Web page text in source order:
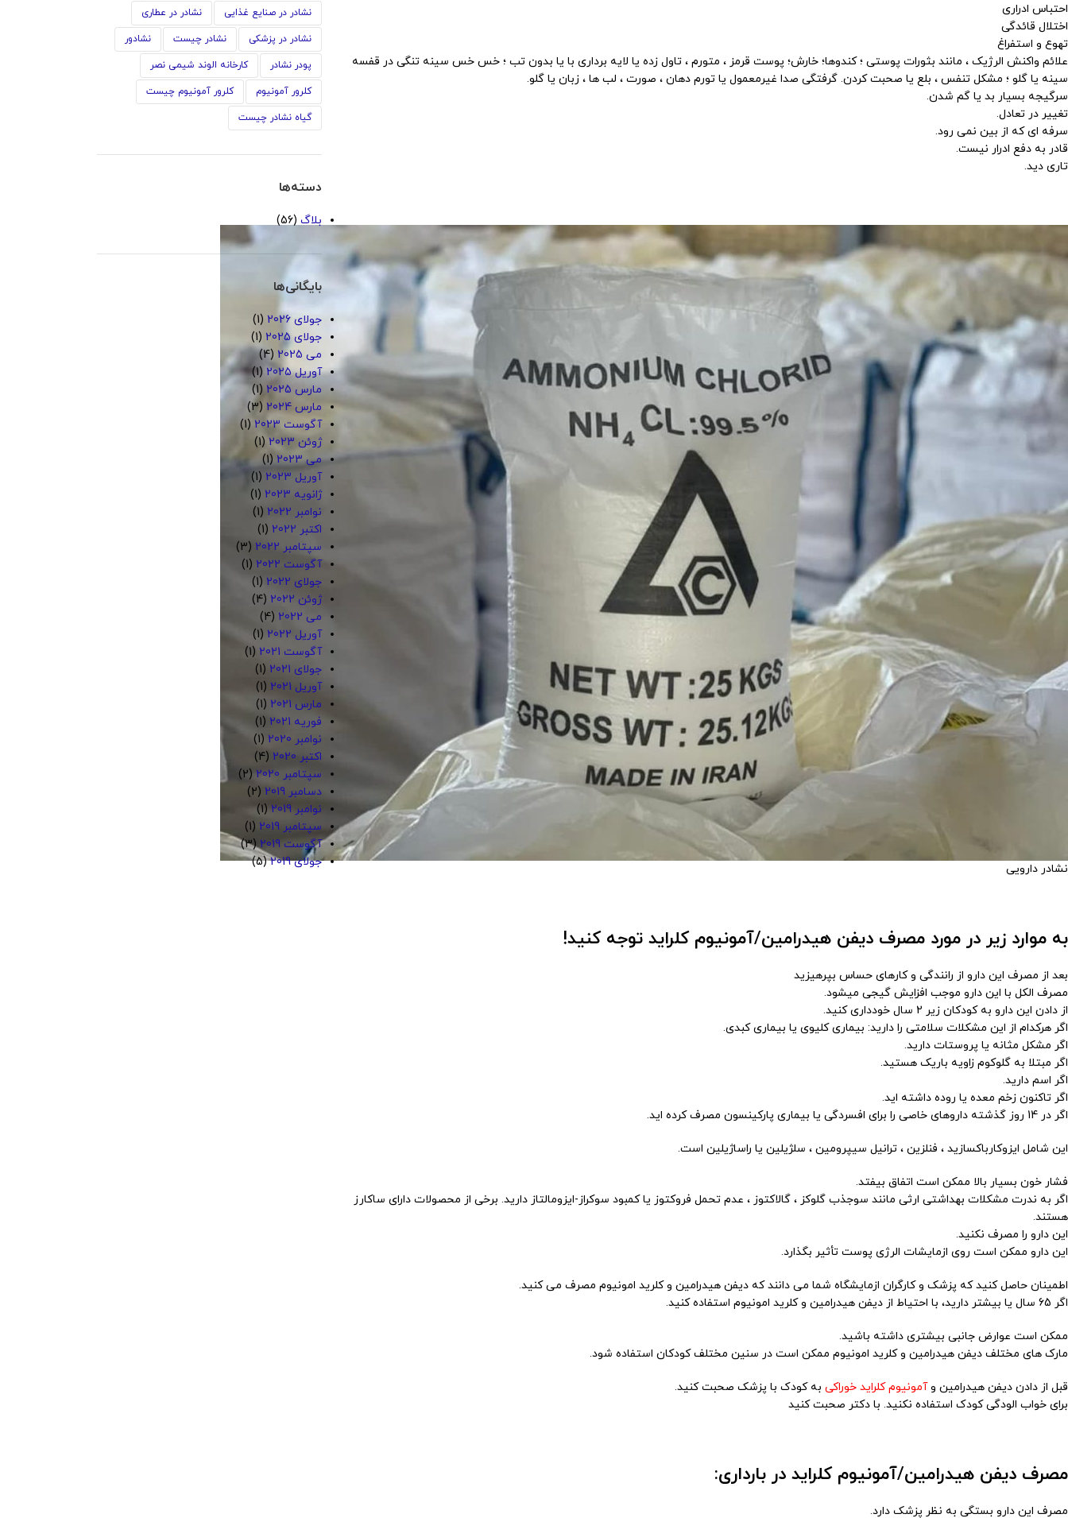
احتباس ادراری
اختلال قائدگی
تهوع و استفراغ
علائم واکنش الرژیک ، مانند بثورات پوستی ؛ کندوها؛ خارش؛ پوست قرمز ، متورم ، تاول زده یا لایه برداری با یا بدون تب ؛ خس خس سینه تنگی در قفسه
سینه یا گلو ؛ مشکل تنفس ، بلع یا صحبت کردن. گرفتگی صدا غیرمعمول یا تورم دهان ، صورت ، لب ها ، زبان یا گلو.
سرگیجه بسیار بد یا گم شدن.
تغییر در تعادل.
سرفه ای که از بین نمی رود.
قادر به دفع ادرار نیست.
تاری دید.
نشادر دارویی
به موارد زیر در مورد مصرف دیفن هیدرامین/آمونیوم کلراید توجه کنید!
بعد از مصرف این دارو از رانندگی و کارهای حساس بپرهیزید
مصرف الکل با این دارو موجب افزایش گیجی میشود.
از دادن این دارو به کودکان زیر 2 سال خودداری کنید.
اگر هرکدام از این مشکلات سلامتی را دارید: بیماری کلیوی یا بیماری کبدی.
اگر مشکل مثانه یا پروستات دارید.
اگر مبتلا به گلوکوم زاویه باریک هستید.
اگر اسم دارید.
اگر تاکنون زخم معده یا روده داشته اید.
اگر در 14 روز گذشته داروهای خاصی را برای افسردگی یا بیماری پارکینسون مصرف کرده اید.
این شامل ایزوکارباکسازید ، فنلزین ، ترانیل سیپرومین ، سلژیلین یا راساژیلین است.
فشار خون بسیار بالا ممکن است اتفاق بیفتد.
اگر به ندرت مشکلات بهداشتی ارثی مانند سوجذب گلوکز ، گالاکتوز ، عدم تحمل فروکتوز یا کمبود سوکراز-ایزومالتاز دارید. برخی از محصولات دارای ساکارز
هستند.
این دارو را مصرف نکنید.
این دارو ممکن است روی ازمایشات الرژی پوست تأثیر بگذارد.
اطمینان حاصل کنید که پزشک و کارگران ازمایشگاه شما می دانند که دیفن هیدرامین و کلرید امونیوم مصرف می کنید.
اگر 65 سال یا بیشتر دارید، با احتیاط از دیفن هیدرامین و کلرید امونیوم استفاده کنید.
ممکن است عوارض جانبی بیشتری داشته باشید.
مارک های مختلف دیفن هیدرامین و کلرید امونیوم ممکن است در سنین مختلف کودکان استفاده شود.
قبل از دادن دیفن هیدرامین وآمونیوم کلراید خوراکی به کودک با پزشک صحبت کنید.
برای خواب الودگی کودک استفاده نکنید. با دکتر صحبت کنید
مصرف دیفن هیدرامین/آمونیوم کلراید در بارداری:
مصرف این دارو بستگی به نظر پزشک دارد.
نشادر در صنایع غذایی نشادر در عطاری
نشادر در پزشکی نشادر چیست نشادور
پودر نشادر کارخانه الوند شیمی نصر
کلرور آمونیوم کلرور آمونیوم چیست
گیاه نشادر چیست
دسته‌ها
بلاگ(56)
بایگانی‌ها
جولای 2026
(1)
جولای 2025
(1)
می 2025
(4)
آوریل 2025
(1)
مارس 2025
(1)
مارس 2024
(3)
آگوست 2023
(1)
ژوئن 2023
(1)
می 2023
(1)
آوریل 2023
(1)
ژانویه 2023
(1)
نوامبر 2022
(1)
اکتبر 2022
(1)
سپتامبر 2022
(3)
آگوست 2022
(1)
جولای 2022
(1)
ژوئن 2022
(4)
می 2022
(4)
آوریل 2022
(1)
آگوست 2021
(1)
جولای 2021
(1)
آوریل 2021
(1)
مارس 2021
(1)
فوریه 2021
(1)
نوامبر 2020
(1)
اکتبر 2020
(4)
سپتامبر 2020
(2)
دسامبر 2019
(2)
نوامبر 2019
(1)
سپتامبر 2019
(1)
آگوست 2019
(3)
جولای 2019
(5)